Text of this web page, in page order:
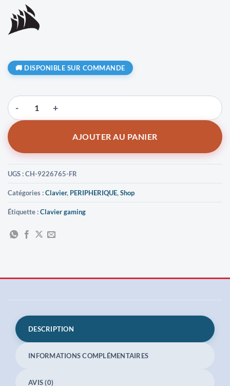
DISPONIBLE SUR COMMANDE
quantité de Corsair Gaming K55 RGB Pro (FR)
AJOUTER AU PANIER
UGS :CH-9226765-FR
Catégories :Clavier, PERIPHERIQUE,Shop
Étiquette :Clavier gaming
DESCRIPTION
INFORMATIONS COMPLÉMENTAIRES
AVIS (0)